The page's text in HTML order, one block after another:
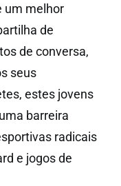
um melhor
de
de conversa,
seus
estes jovens
barreira
radicais
e jogos de